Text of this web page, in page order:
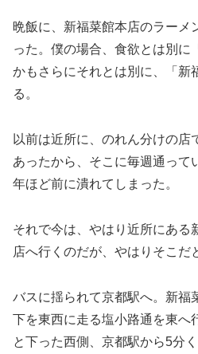
晩飯に、新福菜館本店のラーメ
った。僕の場合、食欲とは別に
かもさらにそれとは別に、「新
る。
以前は近所に、のれん分けの店
あったから、そこに毎週通って
年ほど前に潰れてしまった。
それで今は、やはり近所にある
店へ行くのだが、やはりそこだ
バスに揺られて京都駅へ。新福
下を東西に走る塩小路通を東へ
と下った西側、京都駅から5分